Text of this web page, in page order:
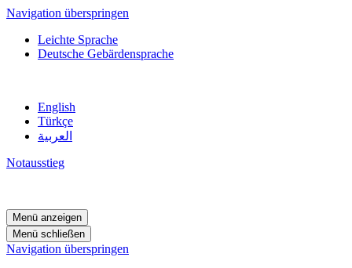
Navigation überspringen
Leichte Sprache
Deutsche Gebärdensprache
English
Türkçe
العربية
Notausstieg
Menü anzeigen
Menü schließen
Navigation überspringen